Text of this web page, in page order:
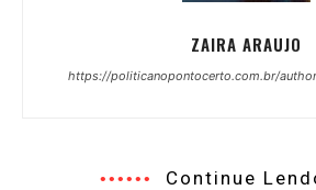
ZAIRA ARAUJO
https://politicanopontocerto.com.br/
Continue